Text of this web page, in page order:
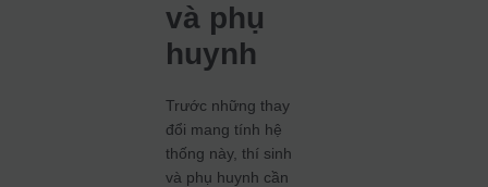
và phụ
huynh
Trước những thay
đổi mang tính hệ
thống này, thí sinh
và phụ huynh cần